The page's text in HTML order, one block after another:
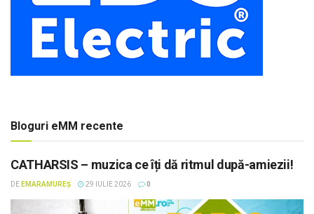
Bloguri eMM recente
CATHARSIS – muzica ce îți dă ritmul după-amiezii!
DE EMARAMUREȘ 29 IULIE 2026 0